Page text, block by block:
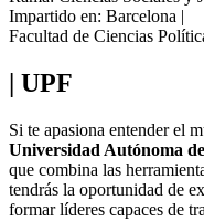
Impartido en: Barcelona |
Facultad de Ciencias
| UPF
Si te apasiona entender el
Universidad Autónoma
que combina las
tendrás la oportunidad de
formar líderes capaces de